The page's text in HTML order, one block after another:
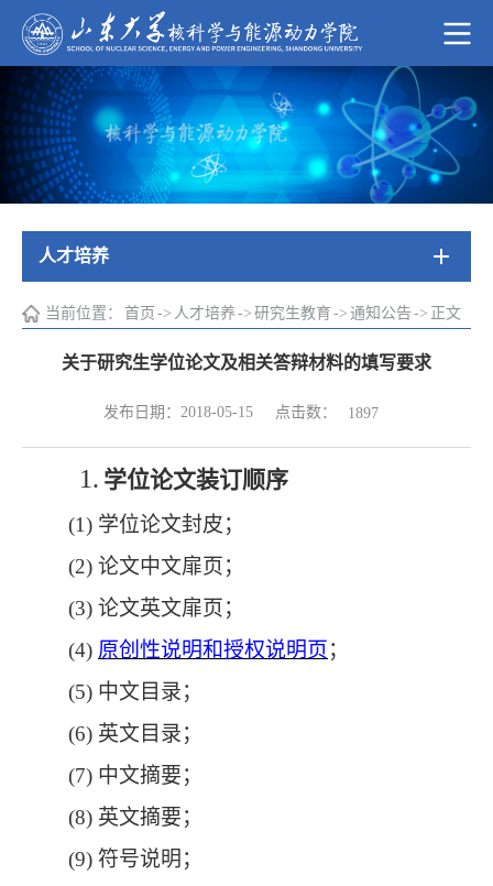
人才培养
当前位置： 首页 -> 人才培养 -> 研究生教育 -> 通知公告 -> 正文
关于研究生学位论文及相关答辩材料的填写要求
发布日期：2018-05-15 点击数： 1897
1. 学位论文装订顺序
(1) 学位论文封皮；
(2) 论文中文扉页；
(3) 论文英文扉页；
(4) 原创性说明和授权说明页；
(5) 中文目录；
(6) 英文目录；
(7) 中文摘要；
(8) 英文摘要；
(9) 符号说明；